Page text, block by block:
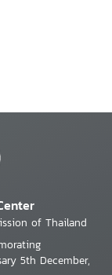
of Thailand
5th December,